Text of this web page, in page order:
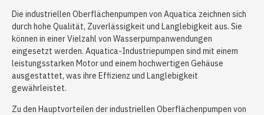
Die industriellen Oberflächenpumpen von Aquatica zeichnen sich
durch hohe Qualität, Zuverlässigkeit und Langlebigkeit aus. Sie
können in einer Vielzahl von Wasserpumpanwendungen
eingesetzt werden. Aquatica-Industriepumpen sind mit einem
leistungsstarken Motor und einem hochwertigen Gehäuse
ausgestattet, was ihre Effizienz und Langlebigkeit
gewährleistet.
Zu den Hauptvorteilen der industriellen Oberflächenpumpen von